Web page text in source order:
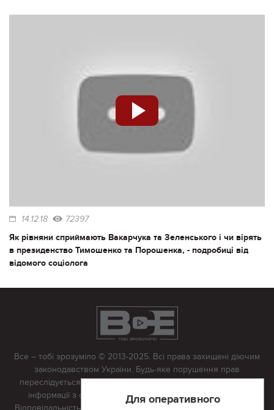
14.12.18 72397
Як рівняни сприймають Вакарчука та Зеленського і чи вірять
в президенство Тимошенко та Порошенка, - подробиці від
відомого соціолога
Для оперативного
Все – тобі зрозуміло © 2013-2025. Всі права захищені діючим
законодавством України. Будь-яке порушення прав
переслідується в судовому порядку. Будь-яке відтворення
інформації з сайту тільки з письмово дозволу редакції.
Відповідальність за достовірність усіх матеріалів, розміщених